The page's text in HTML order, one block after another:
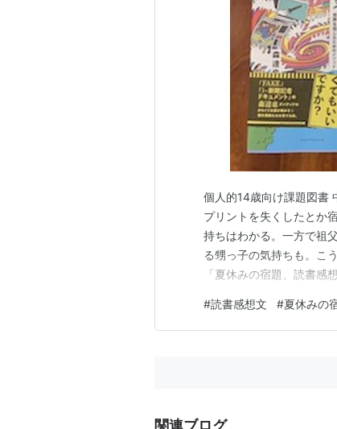
個人的14歳向け課題図書
プリントを失くしたとか
持ちはわかる。一方で祖
る甥っ子の気持ちも。こ
「夏休みの宿題、読書感
ば、全然素直じゃん。か
の本をいくつか見繕う、
#読書感想文 #夏休みの
関連ブログ